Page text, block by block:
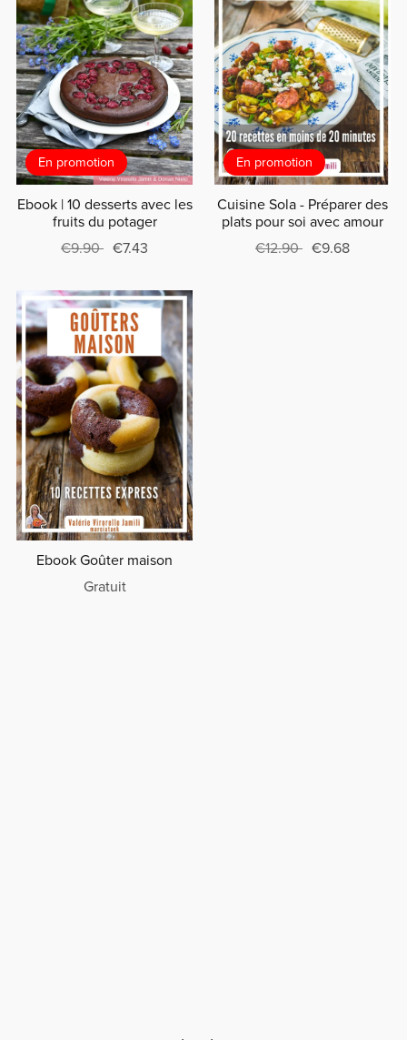
En promotion
Ebook | 10 desserts avec les
fruits du potager
€9.90 €7.43
En promotion
Cuisine Sola - Préparer des
plats pour soi avec amour
€12.90 €9.68
Ebook Goûter maison
Gratuit